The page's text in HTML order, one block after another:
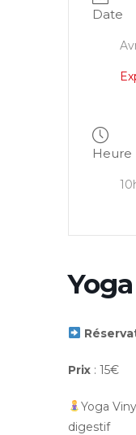
Date
Heure
Prix : 15€
Yoga
digestif